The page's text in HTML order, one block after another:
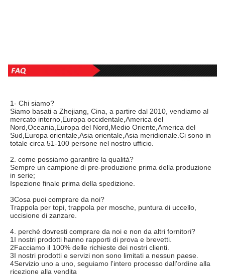
1- Chi siamo?
Siamo basati a Zhejiang, Cina, a partire dal 2010, vendiamo al
mercato interno,Europa occidentale,America del
Nord,Oceania,Europa del Nord,Medio Oriente,America del
Sud,Europa orientale,Asia orientale,Asia meridionale.Ci sono in
totale circa 51-100 persone nel nostro ufficio.
2. come possiamo garantire la qualità?
Sempre un campione di pre-produzione prima della produzione
in serie;
Ispezione finale prima della spedizione.
3Cosa puoi comprare da noi?
Trappola per topi, trappola per mosche, puntura di uccello,
uccisione di zanzare.
4. perché dovresti comprare da noi e non da altri fornitori?
1I nostri prodotti hanno rapporti di prova e brevetti.
2Facciamo il 100% delle richieste dei nostri clienti.
3I nostri prodotti e servizi non sono limitati a nessun paese.
4Servizio uno a uno, seguiamo l'intero processo dall'ordine alla
ricezione alla vendita